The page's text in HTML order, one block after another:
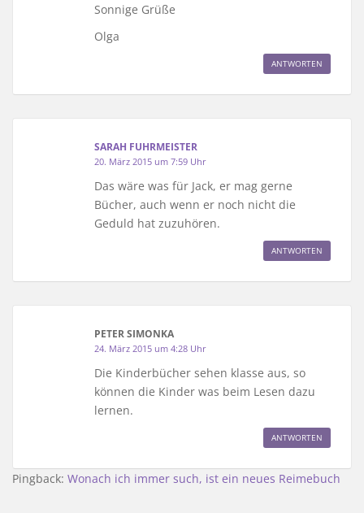
Sonnige Grüße
Olga
ANTWORTEN
SARAH FUHRMEISTER
20. März 2015 um 7:59 Uhr
Das wäre was für Jack, er mag gerne
Bücher, auch wenn er noch nicht die
Geduld hat zuzuhören.
ANTWORTEN
PETER SIMONKA
24. März 2015 um 4:28 Uhr
Die Kinderbücher sehen klasse aus, so
können die Kinder was beim Lesen dazu
lernen.
ANTWORTEN
Pingback: Wonach ich immer such, ist ein neues Reimebuch